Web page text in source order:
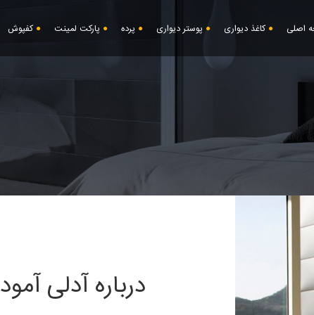
اصلی کاغذ دیواری پوستر دیواری پرده پارکت لمینت کفپوش
درباره آدلی آمود